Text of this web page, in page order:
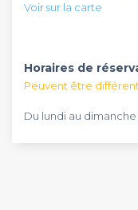
Voir sur la carte
Horaires de
Peuvent être
Du lundi au dimanche